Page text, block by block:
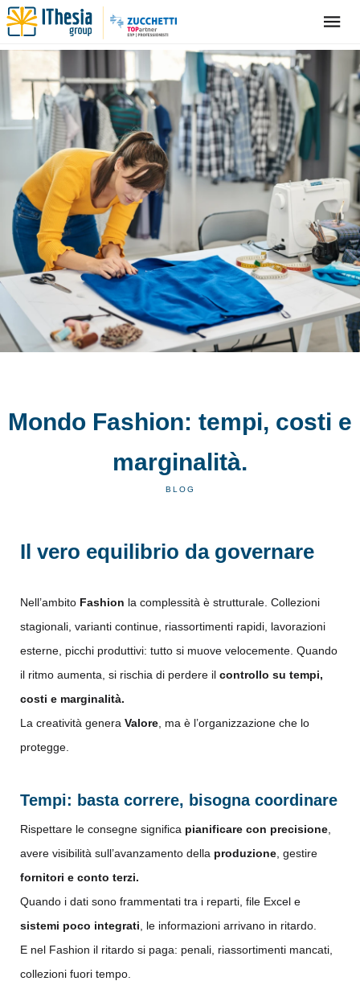
Mondo Fashion: tempi, costi e
marginalità.
BLOG
Il vero equilibrio da governare
Nell’ambito Fashion la complessità è strutturale. Collezioni
stagionali, varianti continue, riassortimenti rapidi, lavorazioni
esterne, picchi produttivi: tutto si muove velocemente. Quando
il ritmo aumenta, si rischia di perdere il controllo su tempi,
costi e marginalità.
La creatività genera Valore , ma è l’organizzazione che lo
protegge.
Tempi: basta correre, bisogna coordinare
Rispettare le consegne significa pianificare con precisione
avere visibilità sull’avanzamento della produzione , gestire
fornitori e conto terzi.
Quando i dati sono frammentati tra i reparti, file Excel e
sistemi poco integrati , le informazioni arrivano in ritardo.
E nel Fashion il ritardo si paga: penali, riassortimenti mancati,
collezioni fuori tempo.